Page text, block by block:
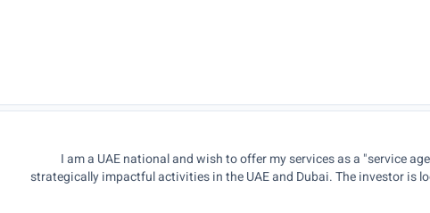
I am a UAE national and wish to offer my services as a "service
strategically impactful activities in the UAE and Dubai. The investor is